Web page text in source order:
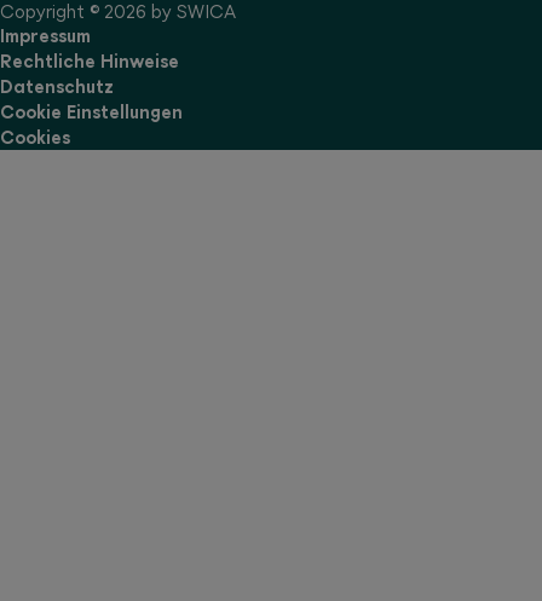
Copyright © 2026 by SWICA
Impressum
Rechtliche Hinweise
Datenschutz
Cookie Einstellungen
Cookies